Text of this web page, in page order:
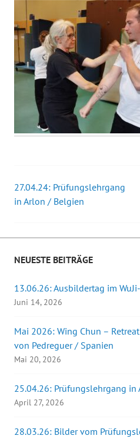
Beitrags-
27.04.24: Prüfungslehrgang
in Arlon / Belgien
NEUESTE BEITRÄGE
13.06.26: Ausbildertag im
Juni 14, 2026
Mai 2026: Wing Chun –
von Pedreguer / Spanien
Mai 20, 2026
25.04.26: Prüfungslehrgang in
April 27, 2026
28.03.26: Bilder vom